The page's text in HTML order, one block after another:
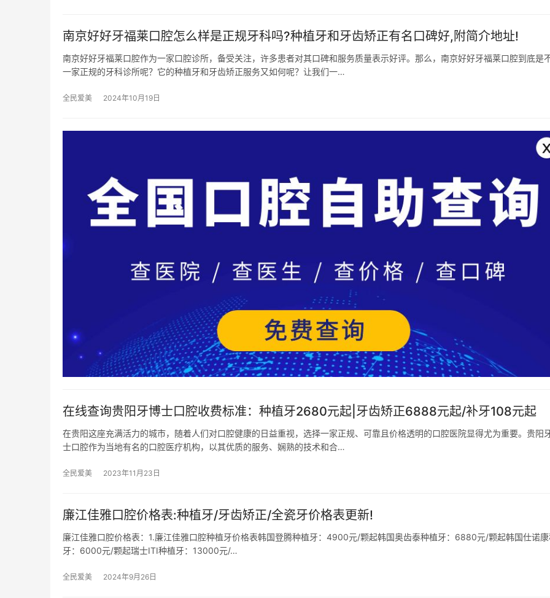
南京好好牙福莱口腔怎么样是正规牙科吗?种植牙和牙齿矫正有名口碑好,附简介地址!
南京好好牙福莱口腔作为一家口腔诊所，备受关注，许多患者对其口碑和服务质量表示好评。那么，南京好好牙福莱口腔到底是
一家正规的牙科诊所呢？它的种植牙和牙齿矫正服务又如何呢？让我们一…
全民爱美 2024年10月19日
在线查询贵阳牙博士口腔收费标准：种植牙2680元起|牙齿矫正6888元起/补牙108元起
在贵阳这座充满活力的城市，随着人们对口腔健康的日益重视，选择一家正规、可靠且价格透明的口腔医院显得尤为重要。贵阳
士口腔作为当地有名的口腔医疗机构，以其优质的服务、娴熟的技术和合…
全民爱美 2023年11月23日
廉江佳雅口腔价格表:种植牙/牙齿矫正/全瓷牙价格表更新!
廉江佳雅口腔价格表：1.廉江佳雅口腔种植牙价格表韩国登腾种植牙：4900元/颗起韩国奥齿泰种植牙：6880元/颗起韩国仕诺
牙：6000元/颗起瑞士ITI种植牙：13000元/…
全民爱美 2024年9月26日